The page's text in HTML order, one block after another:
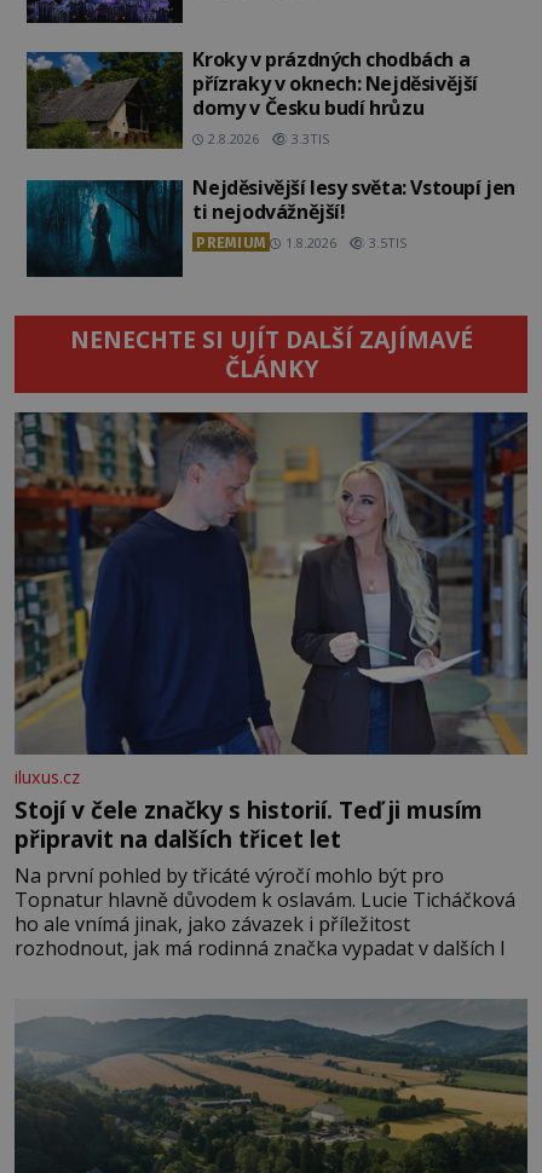
Kroky v prázdných chodbách a
přízraky v oknech: Nejděsivější
domy v Česku budí hrůzu
2.8.2026 3.3TIS
Nejděsivější lesy světa: Vstoupí jen
ti nejodvážnější!
PREMIUM 1.8.2026 3.5TIS
NENECHTE SI UJÍT DALŠÍ ZAJÍMAVÉ
ČLÁNKY
iluxus.cz
Stojí v čele značky s historií. Teď ji musím
připravit na dalších třicet let
Na první pohled by třicáté výročí mohlo být pro
Topnatur hlavně důvodem k oslavám. Lucie Ticháčková
ho ale vnímá jinak, jako závazek i příležitost
rozhodnout, jak má rodinná značka vypadat v dalších l